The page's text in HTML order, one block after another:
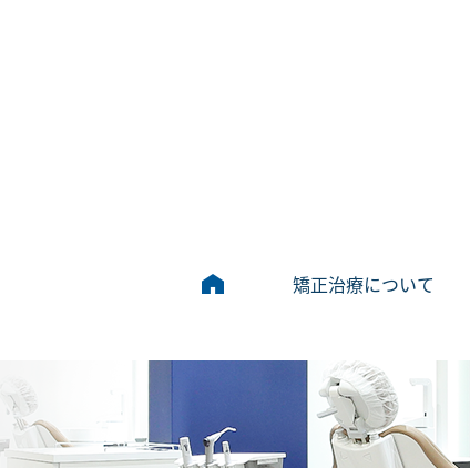
矯正治療について